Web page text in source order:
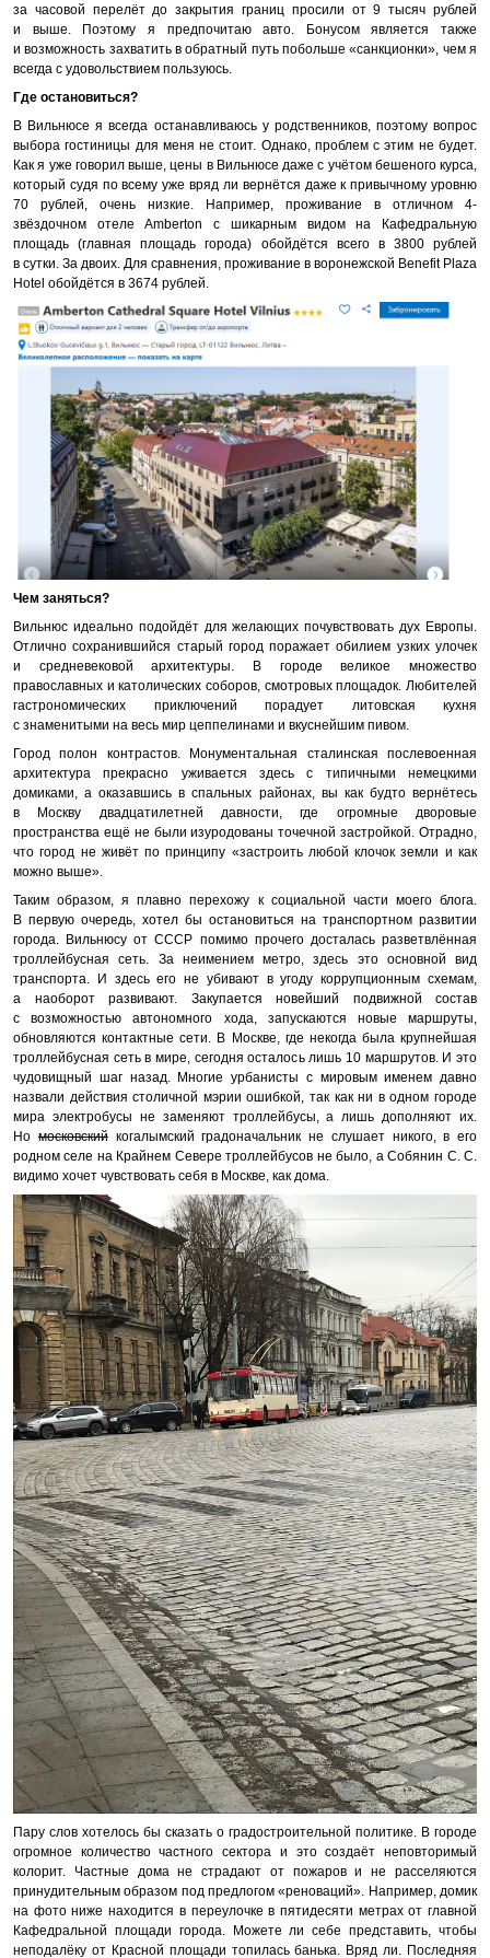
за часовой перелёт до закрытия границ просили от 9 тысяч рублей
и выше. Поэтому я предпочитаю авто. Бонусом является также
и возможность захватить в обратный путь побольше «санкционки», чем я
всегда с удовольствием пользуюсь.
Где остановиться?
В Вильнюсе я всегда останавливаюсь у родственников, поэтому вопрос
выбора гостиницы для меня не стоит. Однако, проблем с этим не будет.
Как я уже говорил выше, цены в Вильнюсе даже с учётом бешеного курса,
который судя по всему уже вряд ли вернётся даже к привычному уровню
70 рублей, очень низкие. Например, проживание в отличном 4-
звёздочном отеле Amberton с шикарным видом на Кафедральную
площадь (главная площадь города) обойдётся всего в 3800 рублей
в сутки. За двоих. Для сравнения, проживание в воронежской Benefit Plaza
Hotel обойдётся в 3674 рублей.
Чем заняться?
Вильнюс идеально подойдёт для желающих почувствовать дух Европы.
Отлично сохранившийся старый город поражает обилием узких улочек
и средневековой архитектуры. В городе великое множество
православных и католических соборов, смотровых площадок. Любителей
гастрономических приключений порадует литовская кухня
с знаменитыми на весь мир цеппелинами и вкуснейшим пивом.
Город полон контрастов. Монументальная сталинская послевоенная
архитектура прекрасно уживается здесь с типичными немецкими
домиками, а оказавшись в спальных районах, вы как будто вернётесь
в Москву двадцатилетней давности, где огромные дворовые
пространства ещё не были изуродованы точечной застройкой. Отрадно,
что город не живёт по принципу «застроить любой клочок земли и как
можно выше».
Таким образом, я плавно перехожу к социальной части моего блога.
В первую очередь, хотел бы остановиться на транспортном развитии
города. Вильнюсу от СССР помимо прочего досталась разветвлённая
троллейбусная сеть. За неимением метро, здесь это основной вид
транспорта. И здесь его не убивают в угоду коррупционным схемам,
а наоборот развивают. Закупается новейший подвижной состав
с возможностью автономного хода, запускаются новые маршруты,
обновляются контактные сети. В Москве, где некогда была крупнейшая
троллейбусная сеть в мире, сегодня осталось лишь 10 маршрутов. И это
чудовищный шаг назад. Многие урбанисты с мировым именем давно
назвали действия столичной мэрии ошибкой, так как ни в одном городе
мира электробусы не заменяют троллейбусы, а лишь дополняют их.
Номосковскийкогалымский градоначальник не слушает никого, в его
родном селе на Крайнем Севере троллейбусов не было, а Собянин С. С.
видимо хочет чувствовать себя в Москве, как дома.
Пару слов хотелось бы сказать о градостроительной политике. В городе
огромное количество частного сектора и это создаёт неповторимый
колорит. Частные дома не страдают от пожаров и не расселяются
принудительным образом под предлогом «реноваций». Например, домик
на фото ниже находится в переулочке в пятидесяти метрах от главной
Кафедральной площади города. Можете ли себе представить, чтобы
неподалёку от Красной площади топилась банька. Вряд ли. Последняя